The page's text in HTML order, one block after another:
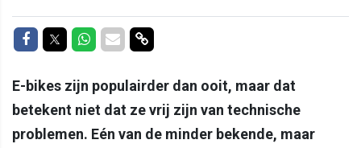
Delen op Facebook
Delen op Twitter
Delen op Whatsapp
Delen via Mail
Delen via link
E-bikes zijn populairder dan ooit, maar dat
betekent niet dat ze vrij zijn van technische
problemen. Eén van de minder bekende, maar